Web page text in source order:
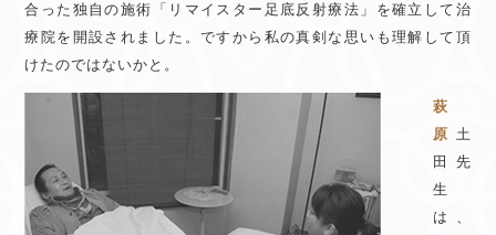
合った独自の施術「リマイスター足底反射療法」を確立して治
療院を開設されました。ですから私の真剣な思いも理解して頂
けたのではないかと。
萩
原 土
田先
生
は、